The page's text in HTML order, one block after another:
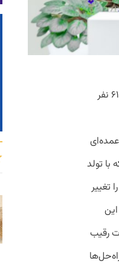
داتین زمینه کاری: تولید نرم‌افزار و ارائه راهکارهای جامع بانکی و مالی نیروی انسانی: ۶۱۴ نفر
با تولد
تغییر
رقیب